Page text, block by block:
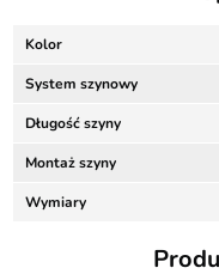
Kolor
System szynowy
Długość szyny
Montaż szyny
Wymiary